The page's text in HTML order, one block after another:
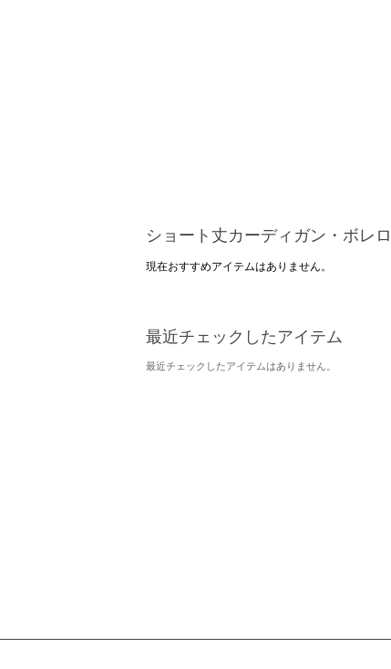
ショート丈カーディガン・ボレ
現在おすすめアイテムはありません。
最近チェックしたアイテム
最近チェックしたアイテムはありません。